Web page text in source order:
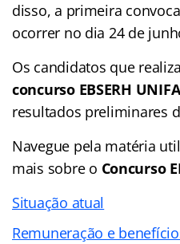
disso, a primeira
ocorrer no dia 24 de
Os candidatos que
concurso EBSERH
resultados preliminares
Navegue pela matéria
mais sobre o Concurso
Situação atual
Remuneração e